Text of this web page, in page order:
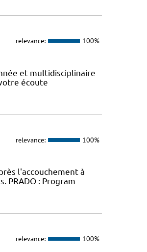
relevance: 100%
et multidisciplinaire
écoute
relevance: 100%
l'accouchement à
PRADO : Program
relevance: 100%